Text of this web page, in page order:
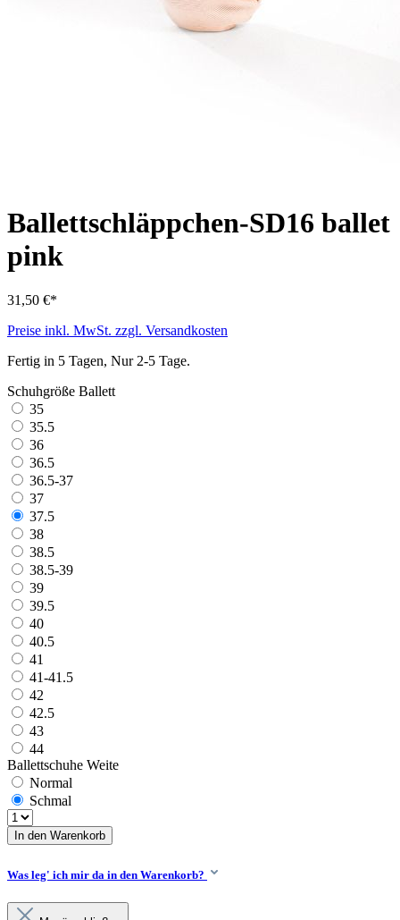
Ballettschläppchen-SD16 ballet
pink
31,50 €*
Preise inkl. MwSt. zzgl. Versandkosten
Fertig in 5 Tagen, Nur 2-5 Tage.
Schuhgröße Ballett
35
35.5
36
36.5
36.5-37
37
37.5
38
38.5
38.5-39
39
39.5
40
40.5
41
41-41.5
42
42.5
43
44
Ballettschuhe Weite
Normal
Schmal
In den Warenkorb
Was leg' ich mir da in den Warenkorb?